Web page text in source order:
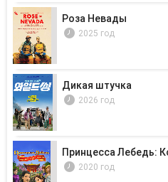
Роза Невады
2025 год
Дикая штучка
2026 год
Принцесса Лебедь:
2020 год